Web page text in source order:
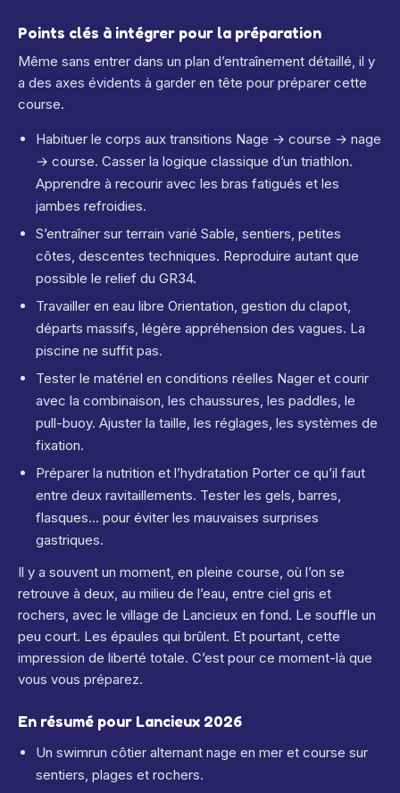
Points clés à intégrer pour la préparation
Même sans entrer dans un plan d’entraînement détaillé, il y
a des axes évidents à garder en tête pour préparer cette
course.
Habituer le corps aux transitions Nage → course → nage
→ course. Casser la logique classique d’un triathlon.
Apprendre à recourir avec les bras fatigués et les
jambes refroidies.
S’entraîner sur terrain varié Sable, sentiers, petites
côtes, descentes techniques. Reproduire autant que
possible le relief du GR34.
Travailler en eau libre Orientation, gestion du clapot,
départs massifs, légère appréhension des vagues. La
piscine ne suffit pas.
Tester le matériel en conditions réelles Nager et courir
avec la combinaison, les chaussures, les paddles, le
pull-buoy. Ajuster la taille, les réglages, les systèmes de
fixation.
Préparer la nutrition et l’hydratation Porter ce qu’il faut
entre deux ravitaillements. Tester les gels, barres,
flasques… pour éviter les mauvaises surprises
gastriques.
Il y a souvent un moment, en pleine course, où l’on se
retrouve à deux, au milieu de l’eau, entre ciel gris et
rochers, avec le village de Lancieux en fond. Le souffle un
peu court. Les épaules qui brûlent. Et pourtant, cette
impression de liberté totale. C’est pour ce moment-là que
vous vous préparez.
En résumé pour Lancieux 2026
Un swimrun côtier alternant nage en mer et course sur
sentiers, plages et rochers.